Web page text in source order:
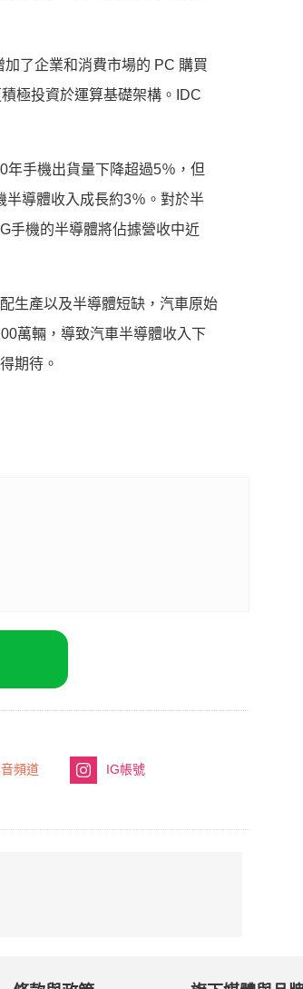
了企業和消費市場的 PC 購買
極投資於運算基礎架構。IDC
年手機出貨量下降超過5％，但
半導體收入成長約3％。對於半
手機的半導體將佔據營收中近
生產以及半導體短缺，汽車原始
萬輛，導致汽車半導體收入下
期待。
頻道 IG帳號